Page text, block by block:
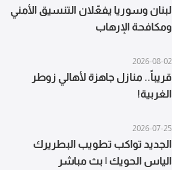
لبنان وسوريا يفعّلان التنسيق الأمني
ومكافحة الإرهاب
2026-08-02
قريباً.. منازل جاهزة لأهالي زوطر
الغربية!
2026-07-25
الجديد تواكب تطويب البطريرك
الياس الحويك | بث مباشر